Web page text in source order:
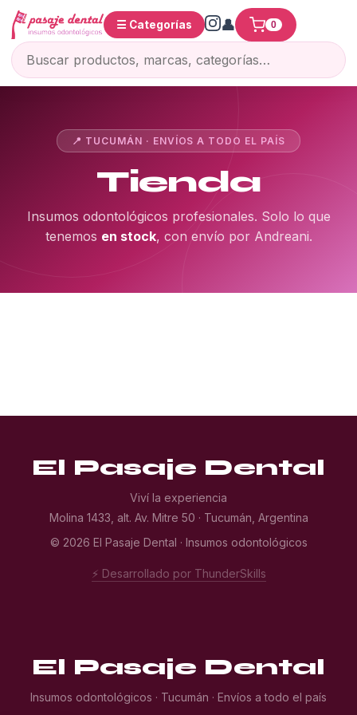
☰ Categorías 0
📍 TUCUMÁN · ENVÍOS A TODO EL PAÍS
Tienda
Insumos odontológicos profesionales. Solo lo que
tenemos en stock, con envío por Andreani.
El Pasaje Dental
Viví la experiencia
Molina 1433, alt. Av. Mitre 50 · Tucumán, Argentina
© 2026 El Pasaje Dental · Insumos odontológicos
⚡ Desarrollado por ThunderSkills
El Pasaje Dental
Insumos odontológicos · Tucumán · Envíos a todo el país